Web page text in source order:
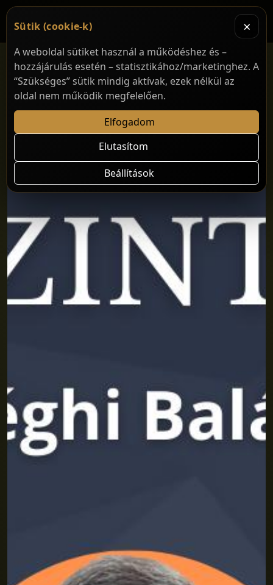
Sütik (cookie-k) ×
A weboldal sütiket használ a működéshez és –
hozzájárulás esetén – statisztikához/marketinghez. A
“Szükséges” sütik mindig aktívak, ezek nélkül az
oldal nem működik megfelelően.
Elfogadom
Elutasítom
Beállítások